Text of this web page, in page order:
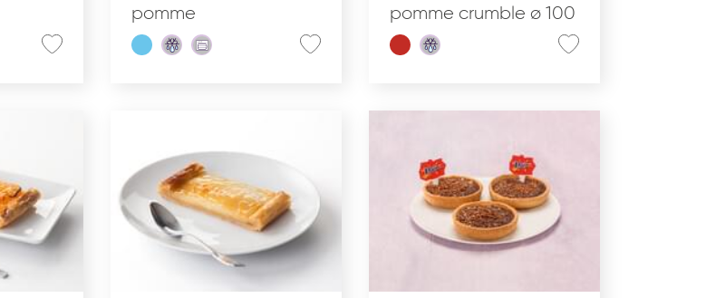
Pré-poussé surgelé
Précuit surgelé
Pur beurre
Produit à partager
Produit végétarien
pomme
pomme crumble ø 100